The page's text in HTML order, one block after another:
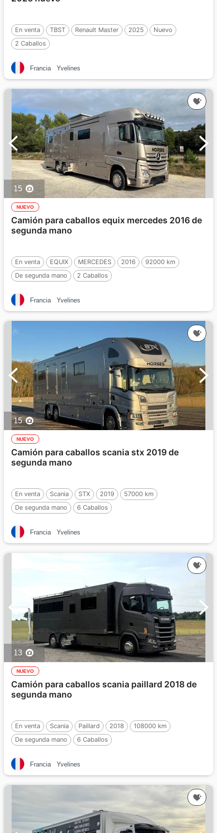
En venta TBST Renault Master 2025
Nuevo
2 Caballos
Francia Yvelines
15
NUEVO
Camión para caballos equix mercedes 2016 de
segunda mano
En venta EQUIX MERCEDES 2016
92000 km
De segunda mano
2 Caballos
Francia Yvelines
15
NUEVO
Camión para caballos scania stx 2019 de
segunda mano
En venta Scania STX 2019
57000 km
De segunda mano
6 Caballos
Francia Yvelines
13
NUEVO
Camión para caballos scania paillard 2018 de
segunda mano
En venta Scania Paillard 2018
108000 km
De segunda mano
6 Caballos
Francia Yvelines